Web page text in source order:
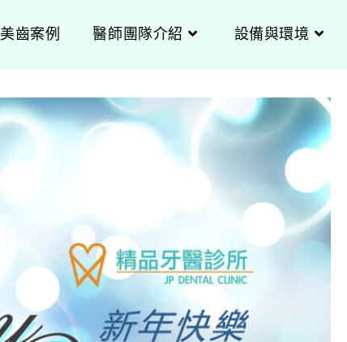
美齒案例 醫師團隊介紹 設備與環境